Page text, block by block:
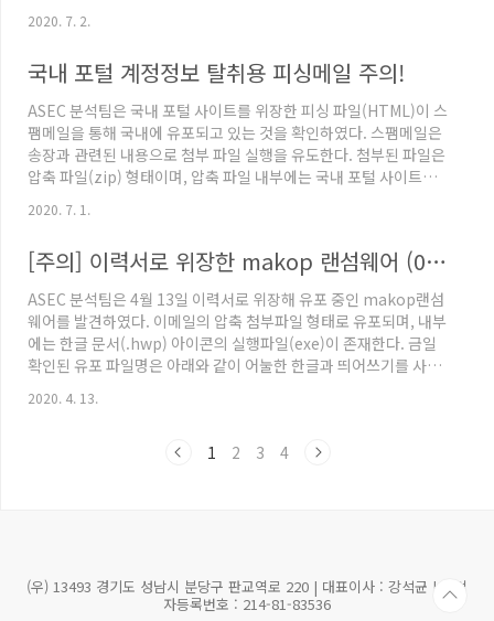
를 대상으로 유포된 것으로 추정된다. 메일 내부에는 피싱 페이지로
"hxxps://u17178692.ct.sendgrid.net/ls/click?upn=[특정
값]"이 존재한다. 하단에는 Symantec Email Security.cloud 서
비스에서 메일을 발송한 것처럼 보이는 글이 삽입되어 있지만 해당
주소 역시 동일한 주소를 담고있다. ..
2020. 7. 2.
국내 포털 계정정보 탈취용 피싱메일 주의!
ASEC 분석팀은 국내 포털 사이트를 위장한 피싱 파일(HTML)이 스
팸메일을 통해 국내에 유포되고 있는 것을 확인하였다. 스팸메일은
송장과 관련된 내용으로 첨부 파일 실행을 유도한다. 첨부된 파일은
압축 파일(zip) 형태이며, 압축 파일 내부에는 국내 포털 사이트를
hxxps://short.pe/cdqhD1 주소로 이동하게 되며, 해당 url 에 접
bin/Offer/Daum/Daum.html 주소로 리다이렉트(redirect) 된
다. 리다이렉트된 url 에 접속시 아래와 같이 국내 유명 포털 사이트
의 로그인 화면을 확인할 수 있다. 해당 사이트는 사용자의 계정 정
보를 탈취하는..
2020. 7. 1.
[주의] 이력서로 위장한 makop 랜섬웨어 (04.13)
ASEC 분석팀은 4월 13일 이력서로 위장해 유포 중인 makop랜섬
웨어를 발견하였다. 이메일의 압축 첨부파일 형태로 유포되며, 내부
에는 한글 문서(.hwp) 아이콘의 실행파일(exe)이 존재한다. 금일
확인된 유포 파일명은 아래와 같이 어눌한 한글과 띄어쓰기를 사용
툰 것으로 추정된다. 포트폴리오(200413)_항상 무었을하던지 열
지 열심히 최선을 다하겠습니다.exe 감염 시 원본파일명.[랜덤8자].
2020. 4. 13.
1 2 3 4
(우) 13493 경기도 성남시 분당구 판교역로 220 | 대표이사 : 강석균 | 사업
자등록번호 : 214-81-83536